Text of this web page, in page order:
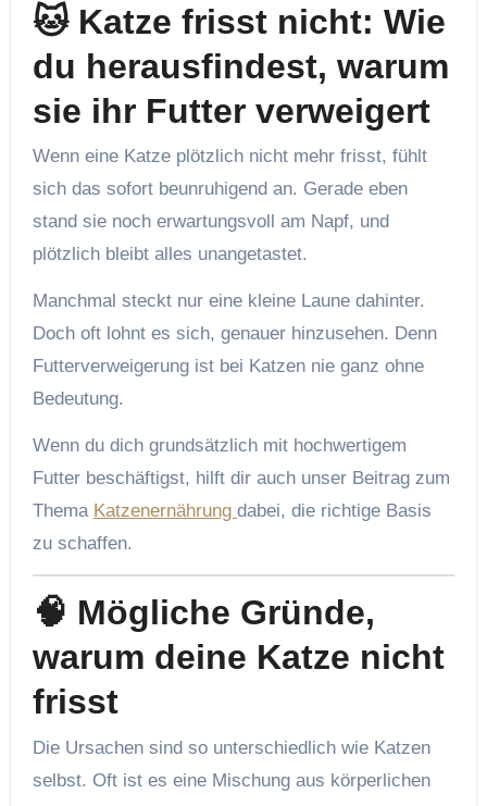
🐱 Katze frisst nicht: Wie
du herausfindest, warum
sie ihr Futter verweigert
Wenn eine Katze plötzlich nicht mehr frisst, fühlt
sich das sofort beunruhigend an. Gerade eben
stand sie noch erwartungsvoll am Napf, und
plötzlich bleibt alles unangetastet.
Manchmal steckt nur eine kleine Laune dahinter.
Doch oft lohnt es sich, genauer hinzusehen. Denn
Futterverweigerung ist bei Katzen nie ganz ohne
Bedeutung.
Wenn du dich grundsätzlich mit hochwertigem
Futter beschäftigst, hilft dir auch unser Beitrag zum
Thema Katzenernährung dabei, die richtige Basis
zu schaffen.
🧠 Mögliche Gründe,
warum deine Katze nicht
frisst
Die Ursachen sind so unterschiedlich wie Katzen
selbst. Oft ist es eine Mischung aus körperlichen